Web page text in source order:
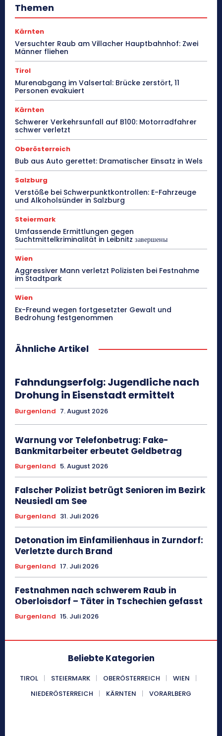
Themen
Kärnten
Versuchter Raub am Villacher Hauptbahnhof: Zwei
Männer fliehen
Tirol
Murenabgang im Valsertal: Brücke zerstört, 11
Personen evakuiert
Kärnten
Schwerer Verkehrsunfall auf B100: Motorradfahrer
schwer verletzt
Oberösterreich
Bub aus Auto gerettet: Dramatischer Einsatz in Wels
Salzburg
Verstöße bei Schwerpunktkontrollen: E-Fahrzeuge
und Alkoholsünder in Salzburg
Steiermark
Umfassende Ermittlungen gegen
Suchtmittelkriminalität in Leibnitz завершены
Wien
Aggressiver Mann verletzt Polizisten bei Festnahme
im Stadtpark
Wien
Ex-Freund wegen fortgesetzter Gewalt und
Bedrohung festgenommen
Ähnliche Artikel
Fahndungserfolg: Jugendliche nach
Drohung in Eisenstadt ermittelt
Burgenland 7. August 2026
Warnung vor Telefonbetrug: Fake-
Bankmitarbeiter erbeutet Geldbetrag
Burgenland 5. August 2026
Falscher Polizist betrügt Senioren im Bezirk
Neusiedl am See
Burgenland 31. Juli 2026
Detonation im Einfamilienhaus in Zurndorf:
Verletzte durch Brand
Burgenland 17. Juli 2026
Festnahmen nach schwerem Raub in
Oberloisdorf – Täter in Tschechien gefasst
Burgenland 15. Juli 2026
Beliebte Kategorien
TIROL STEIERMARK OBERÖSTERREICH
WIEN
NIEDERÖSTERREICH
KÄRNTEN VORARLBERG